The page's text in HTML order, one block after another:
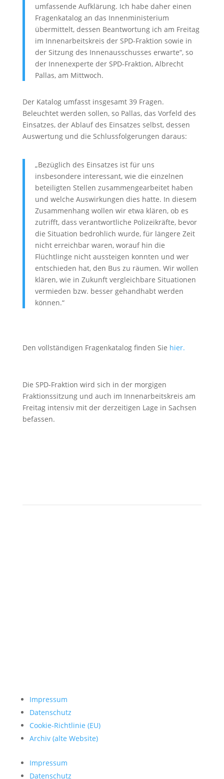
umfassende Aufklärung. Ich habe daher einen
Fragenkatalog an das Innenministerium
übermittelt, dessen Beantwortung ich am Freitag
im Innenarbeitskreis der SPD-Fraktion sowie in
der Sitzung des Innenausschusses erwarte“, so
der Innenexperte der SPD-Fraktion, Albrecht
Pallas, am Mittwoch.
Der Katalog umfasst insgesamt 39 Fragen.
Beleuchtet werden sollen, so Pallas, das Vorfeld des
Einsatzes, der Ablauf des Einsatzes selbst, dessen
Auswertung und die Schlussfolgerungen daraus:
„Bezüglich des Einsatzes ist für uns
insbesondere interessant, wie die einzelnen
beteiligten Stellen zusammengearbeitet haben
und welche Auswirkungen dies hatte. In diesem
Zusammenhang wollen wir etwa klären, ob es
zutrifft, dass verantwortliche Polizeikräfte, be­vor
die Situation bedrohlich wurde, für längere Zeit
nicht erreichbar waren, worauf hin die
Flüchtlinge nicht aussteigen konnten und wer
entschieden hat, den Bus zu räumen. Wir wollen
klären, wie in Zukunft vergleichbare Situationen
vermieden bzw. besser gehandhabt werden
können.“
Den vollständigen Fragenkatalog finden Sie hier.
Die SPD-Fraktion wird sich in der morgigen
Fraktionssitzung und auch im Innenarbeitskreis am
Freitag intensiv mit der derzeitigen Lage in Sachsen
befassen.
Impressum
Datenschutz
Cookie-Richtlinie (EU)
Archiv (alte Website)
Impressum
Datenschutz